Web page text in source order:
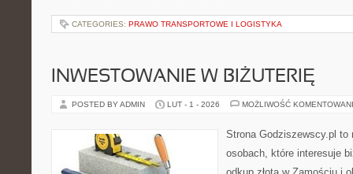
CATEGORIES: PRAWO TRANSPORTOWE I LOGISTYKA
INWESTOWANIE W BIŻUTERIĘ
POSTED BY ADMIN LUT - 1 - 2026 MOŻLIWOŚĆ
Strona Godziszewscy.pl
osobach, które interesuje